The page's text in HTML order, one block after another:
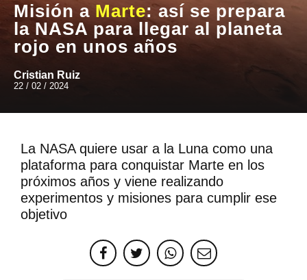
Misión a Marte: así se prepara
la NASA para llegar al planeta
rojo en unos años
Cristian Ruiz
22 / 02 / 2024
La NASA quiere usar a la Luna como una
plataforma para conquistar Marte en los
próximos años y viene realizando
experimentos y misiones para cumplir ese
objetivo